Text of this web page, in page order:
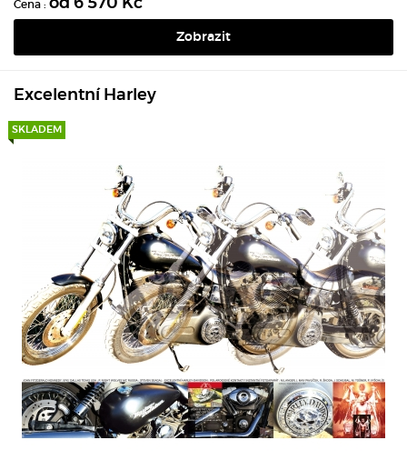
Cena : od 6 570 Kč
Zobrazit
Excelentní Harley
SKLADEM